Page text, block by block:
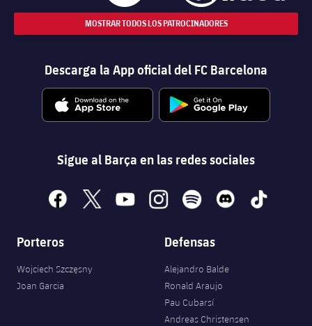
MOSTRAR TODOS LOS PATROCINADORES
Descarga la App oficial del FC Barcelona
Sigue al Barça en las redes sociales
facebook
x youtubeinstagramspotify discord tiktok
Porteros
Wojciech Szczęsny
Joan Garcia
Defensas
Alejandro Balde
Ronald Araujo
Pau Cubarsí
Andreas Christensen